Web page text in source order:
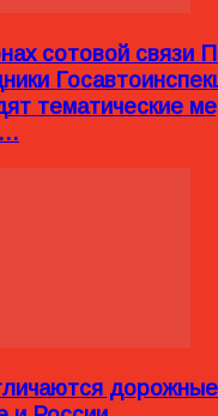
сотовой связи
тематические
дорожные